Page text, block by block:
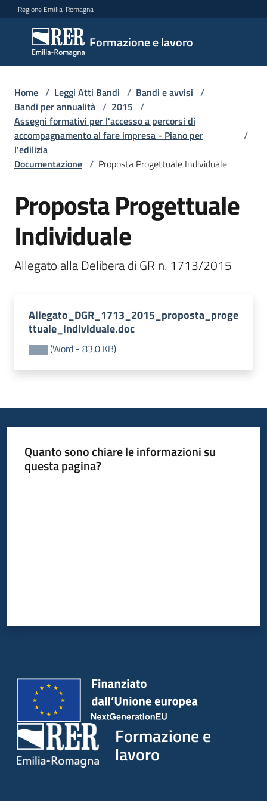
Vai al contenuto
Vai alla navigazione
Vai al footer
Regione Emilia-Romagna
Formazione e lavoro
Formazione
e lavoro
Argomenti
Novità
Servizi
Leggi
Atti
Bandi
Piani
Programmi
Progetti
Fondo
europeo
Plus
Home / Leggi Atti Bandi / Bandi e avvisi /
Bandi per annualità / 2015 /
Assegni formativi per l'accesso a percorsi di
accompagnamento al fare impresa - Piano per
l'edilizia
/
Documentazione / Proposta Progettuale Individuale
Proposta Progettuale
Individuale
Allegato alla Delibera di GR n. 1713/2015
Allegato_DGR_1713_2015_proposta_proge
ttuale_individuale.doc
(Word - 83,0 KB)
Quanto sono chiare le informazioni su
questa pagina?
Formazione e
lavoro